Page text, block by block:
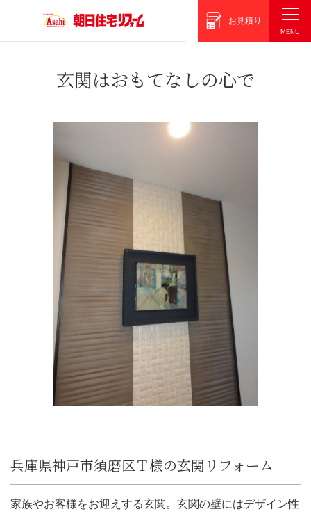
お見積り
玄関はおもてなしの心で
兵庫県神戸市須磨区Ｔ様の玄関リフォーム
家族やお客様をお迎えする玄関。玄関の壁にはデザイン性